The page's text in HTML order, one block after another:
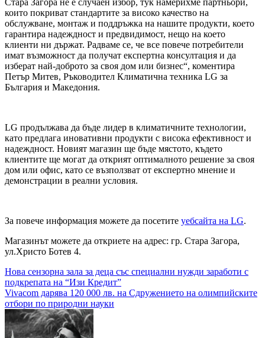
Стара Загора не е случаен избор, тук намерихме партньори,
които покриват стандартите за високо качество на
обслужване, монтаж и поддръжка на нашите продукти, което
гарантира надеждност и предвидимост, нещо на което
клиенти ни държат. Радваме се, че все повече потребители
имат възможност да получат експертна консултация и да
изберат най-доброто за своя дом или бизнес“, коментира
Петър Митев, Ръководител Климатична техника LG за
България и Македония.
LG продължава да бъде лидер в климатичните технологии,
като предлага иновативни продукти с висока ефективност и
надеждност. Новият магазин ще бъде мястото, където
клиентите ще могат да открият оптималното решение за своя
дом или офис, като се възползват от експертно мнение и
демонстрации в реални условия.
За повече информация можете да посетите уебсайта на LG.
Магазинът можете да откриете на адрес: гр. Стара Загора,
ул.Христо Ботев 4.
Навигация
Нова сензорна зала за деца със специални нужди заработи с
подкрепата на “Изи Кредит”
Vivacom дарява 120 000 лв. на Сдружението на олимпийските
отбори по природни науки